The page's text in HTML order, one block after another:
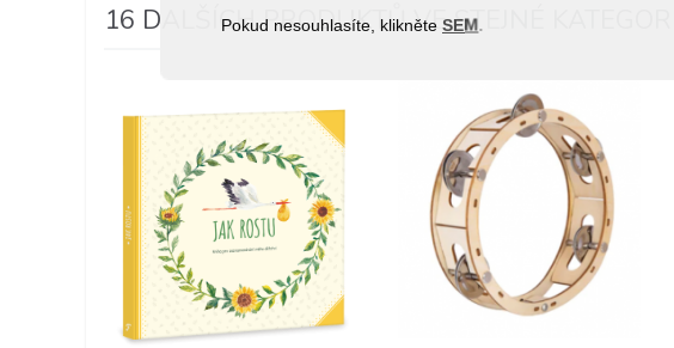
Pokud nesouhlasíte, klikněteSEM
16 DALŠÍCH PRODUKTŮ VE STEJNÉ KATEGORII: